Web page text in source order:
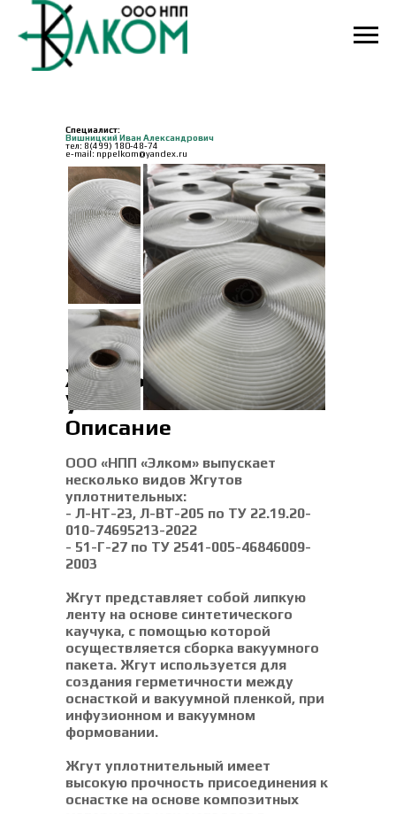
Специалист:
Вишницкий Иван Александрович
тел: 8(499) 180-48-74
e-mail: nppelkom@yandex.ru
Жгуты
уплотнительные
Описание
ООО «НПП «Элком» выпускает
несколько видов Жгутов
уплотнительных:
- Л-НТ-23, Л-ВТ-205 по ТУ 22.19.20-
010-74695213-2022
- 51-Г-27 по ТУ 2541-005-46846009-
2003
Жгут представляет собой липкую
ленту на основе синтетического
каучука, с помощью которой
осуществляется сборка вакуумного
пакета. Жгут используется для
создания герметичности между
оснасткой и вакуумной пленкой, при
инфузионном и вакуумном
формовании.
Жгут уплотнительный имеет
высокую прочность присоединения к
оснастке на основе композитных